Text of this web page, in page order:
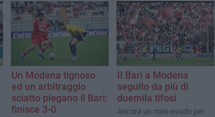
Un Modena tignoso
ed un arbitraggio
sciatto piegano il Bari:
finisce 3-0
Il Bari a Modena
seguito da più di
duemila tifosi
Ancora un mini-esodo per